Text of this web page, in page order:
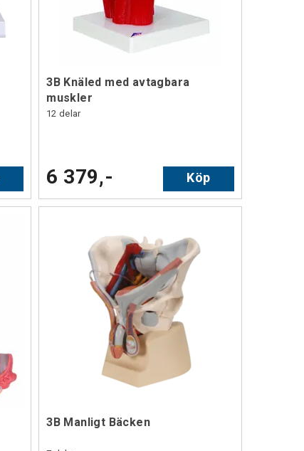
3B Knäled med avtagbara
muskler
12 delar
6 379,- Köp
3B Manligt Bäcken